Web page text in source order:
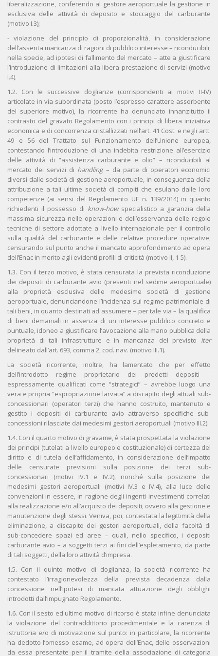
liberalizzazione, conferendo al gestore aeroportuale la gestione in
esclusiva delle attività di deposito e stoccaggio del carburante
(motivo I.3);
- violazione del principio di proporzionalità, in considerazione
dell’asserita mancanza di ragioni di pubblico interesse – riconducibili,
nella specie, ad ipotesi di fallimento del mercato – atte a giustificare
l’introduzione di limitazioni alla libera prestazione di servizi (motivo
I.4).
1.2. Con le successive doglianze (corrispondenti ai motivi II-IV)
articolate in via subordinata (posto l’espresso carattere assorbente
del superiore motivo), la ricorrente ha denunciato innanzitutto il
contrasto del gravato Regolamento con i principi di libera iniziativa
economica e di concorrenza cristallizzati nell’art. 41 Cost. e negli artt.
49 e 56 del Trattato sul Funzionamento dell’Unione europea,
contestando l’introduzione di una indebita restrizione all’esercizio
delle attività di “assistenza carburante e olio” – riconducibili al
mercato dei servizi di handling– da parte di operatori economici
diversi dalle società di gestione aeroportuale, in conseguenza della
attribuzione a tali ultime società di compiti che esulano dalle loro
competenze (ai sensi del Regolamento UE n. 139/2014) in quanto
richiedenti il possesso di know-how specialistico a garanzia della
massima sicurezza nelle operazioni e dell’osservanza delle regole
tecniche di settore adottate a livello internazionale per il controllo
sulla qualità del carburante e delle relative procedure operative,
censurando sul punto anche il mancato approfondimento ad opera
dell’Enac in merito agli evidenti profili di criticità (motivo II, 1-5).
1.3. Con il terzo motivo, è stata censurata la prevista riconduzione
dei depositi di carburante avio (presenti nel sedime aeroportuale)
alla proprietà esclusiva delle medesime società di gestione
aeroportuale, denunciandone l’incidenza sul regime patrimoniale di
tali beni, in quanto destinati ad assumere – per tale via – la qualifica
di beni demaniali in assenza di un interesse pubblico concreto e
puntuale, idoneo a giustificare l’avocazione alla mano pubblica della
proprietà di tali infrastrutture e in mancanza del previsto iter
delineato dall’art. 693, comma 2, cod. nav. (motivo III.1).
La società ricorrente, inoltre, ha lamentato che per effetto
dell’introdotto regime proprietario dei predetti depositi –
espressamente qualificati come “strategici” – avrebbe luogo una
vera e propria “espropriazione larvata” a discapito degli attuali sub-
concessionari (operatori terzi) che hanno costruito, mantenuto e
gestito i depositi di carburante avio attraverso specifiche sub-
concessioni rilasciate dai medesimi gestori aeroportuali (motivo III.2).
1.4. Con il quarto motivo di gravame, è stata prospettata la violazione
dei principi (tutelati a livello europeo e costituzionale) di certezza del
diritto e di tutela dell’affidamento, in considerazione dell’impatto
delle censurate previsioni sulla posizione dei terzi sub-
concessionari (motivi IV.1 e IV.2), nonché sulla posizione dei
medesimi gestori aeroportuali (motivi IV.3 e IV.4), alla luce delle
convenzioni in essere, in ragione degli ingenti investimenti correlati
alla realizzazione e/o all’acquisto dei depositi, ovvero alla gestione e
manutenzione degli stessi. Veniva, poi, contestata la legittimità della
eliminazione, a discapito dei gestori aeroportuali, della facoltà di
sub-concedere spazi ed aree – quali, nello specifico, i depositi
carburante avio – a soggetti terzi ai fini dell’espletamento, da parte
di tali soggetti, della loro attività d’impresa.
1.5. Con il quinto motivo di doglianza, la società ricorrente ha
contestato l’irragionevolezza della prevista decadenza dalla
concessione nell’ipotesi di mancata attuazione degli obblighi
introdotti dall’impugnato Regolamento.
1.6. Con il sesto ed ultimo motivo di ricorso è stata infine denunciata
la violazione del contraddittorio procedimentale e la carenza di
istruttoria e/o di motivazione sul punto: in particolare, la ricorrente
ha dedotto l’omesso esame, ad opera dell’Enac, delle osservazioni
da essa presentate per il tramite della associazione di categoria